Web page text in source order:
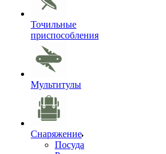
Точильные
приспособления
Мультитулы
Снаряжение
Посуда